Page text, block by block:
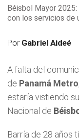
Béisbol Mayor
con los servicios de
Por Gabriel Aideé
A falta del
de Panamá Metro
estaría vistiendo
Nacional de
Barría de 28 años